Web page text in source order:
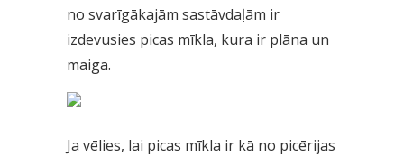
no svarīgākajām sastāvdaļām ir
izdevusies picas mīkla, kura ir plāna un
maiga.
Ja vēlies, lai picas mīkla ir kā no picērijas